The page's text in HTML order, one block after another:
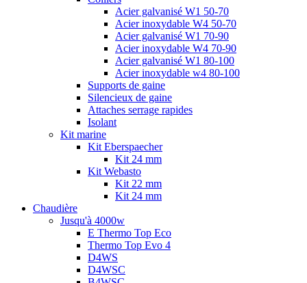
Acier galvanisé W1 50-70
Acier inoxydable W4 50-70
Acier galvanisé W1 70-90
Acier inoxydable W4 70-90
Acier galvanisé W1 80-100
Acier inoxydable w4 80-100
Supports de gaine
Silencieux de gaine
Attaches serrage rapides
Isolant
Kit marine
Kit Eberspaecher
Kit 24 mm
Kit Webasto
Kit 22 mm
Kit 24 mm
Chaudière
Jusqu'à 4000w
E Thermo Top Eco
Thermo Top Evo 4
D4WS
D4WSC